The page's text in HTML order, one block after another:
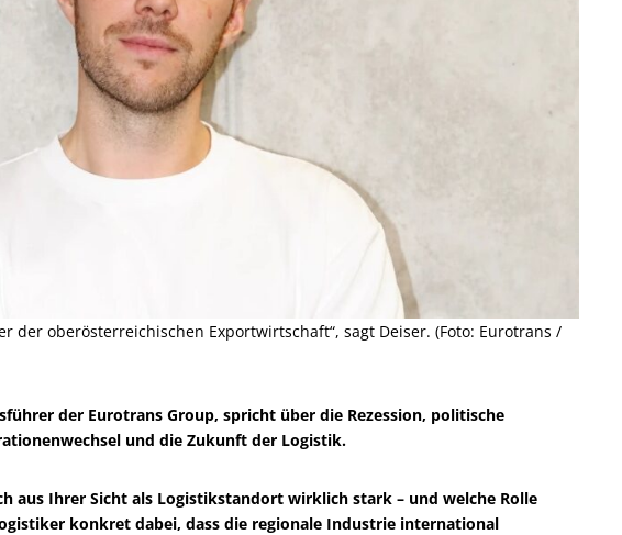
der oberösterreichischen Exportwirtschaft“, sagt Deiser. (Foto: Eurotrans /
der Eurotrans Group, spricht über die Rezession, politische
und die Zukunft der Logistik.
aus Ihrer Sicht als Logistikstandort wirklich stark – und welche Rolle
konkret dabei, dass die regionale Industrie international